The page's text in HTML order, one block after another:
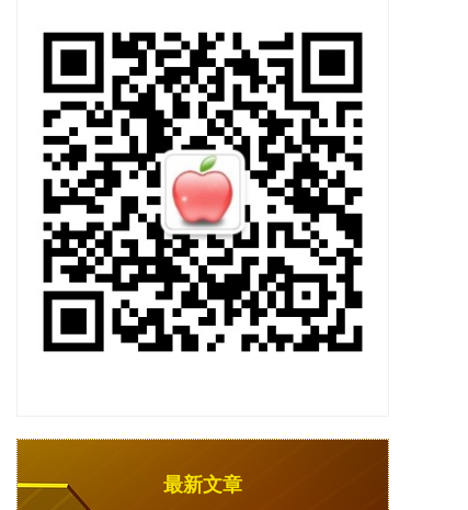
最新文章